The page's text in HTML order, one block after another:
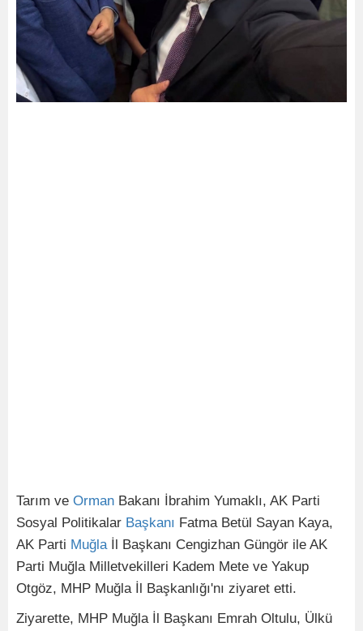
Tarım ve Orman Bakanı İbrahim Yumaklı, AK Parti
Sosyal Politikalar Başkanı Fatma Betül Sayan Kaya,
AK Parti Muğla İl Başkanı Cengizhan Güngör ile AK
Parti Muğla Milletvekilleri Kadem Mete ve Yakup
Otgöz, MHP Muğla İl Başkanlığı'nı ziyaret etti.
Ziyarette, MHP Muğla İl Başkanı Emrah Oltulu, Ülkü